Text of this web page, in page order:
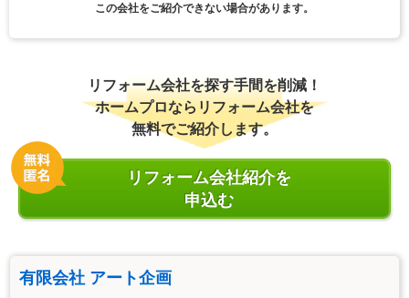
この会社をご紹介できない場合があります。
リフォーム会社を探す手間を削減！
ホームプロならリフォーム会社を
無料でご紹介します。
リフォーム会社紹介を
申込む
有限会社 アート企画